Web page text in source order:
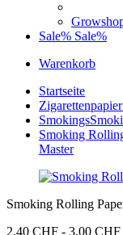
Sale% Sale%
Warenkorb
Startseite
Zigarettenpapier
Smokings
Smoking
Master
Smoking Rolling
2,40 CHF - 3,00 CHF